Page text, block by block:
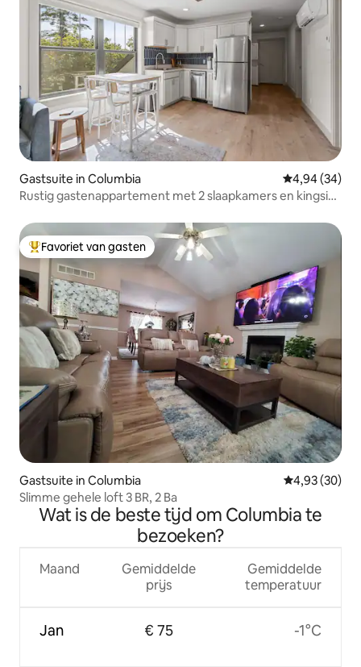
Gastsuite in Columbia Gemiddelde
4,94 (34)
Rustig gastenappartement met 2 slaapkamers en kingsize
Topfavoriet van gasten
Favoriet van gasten
Gastsuite in Columbia Gemiddelde
4,93 (30)
Slimme gehele loft 3 BR, 2 Ba
Wat is de beste tijd om Columbia te
bezoeken?
Maand
Jan
Gemiddelde
prijs
€ 75
Gemiddelde
temperatuur
-1°C